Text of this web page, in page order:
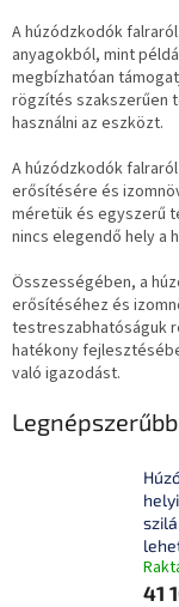
A húzódzkodók
anyagokból, mint
megbízhatóan
rögzítés szakszerűen
használni az eszközt.
A húzódzkodók
erősítésére és
méretük és egyszerű
nincs elegendő hely a
Összességében, a
erősítéséhez és
testreszabhatóságuk
hatékony
való igazodást.
41